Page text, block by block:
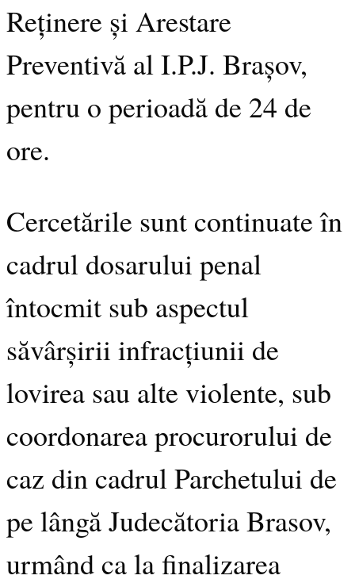
Reținere și Arestare
Preventivă al I.P.J. Brașov,
pentru o perioadă de 24 de
ore.
Cercetările sunt continuate în
cadrul dosarului penal
întocmit sub aspectul
săvârșirii infracțiunii de
lovirea sau alte violente, sub
coordonarea procurorului de
caz din cadrul Parchetului de
pe lângă Judecătoria Brasov,
urmând ca la finalizarea